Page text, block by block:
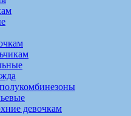
девочкам